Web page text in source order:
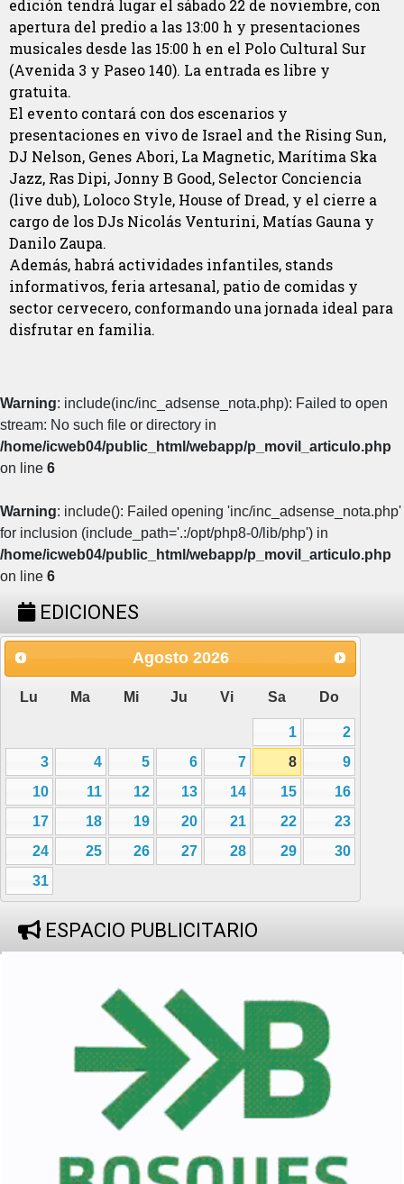
edición tendrá lugar el sábado 22 de noviembre, con
apertura del predio a las 13:00 h y presentaciones
musicales desde las 15:00 h en el Polo Cultural Sur
(Avenida 3 y Paseo 140). La entrada es libre y
gratuita.
El evento contará con dos escenarios y
presentaciones en vivo de Israel and the Rising Sun,
DJ Nelson, Genes Abori, La Magnetic, Marítima Ska
Jazz, Ras Dipi, Jonny B Good, Selector Conciencia
(live dub), Loloco Style, House of Dread, y el cierre a
cargo de los DJs Nicolás Venturini, Matías Gauna y
Danilo Zaupa.
Además, habrá actividades infantiles, stands
informativos, feria artesanal, patio de comidas y
sector cervecero, conformando una jornada ideal para
disfrutar en familia.
Warning: include(inc/inc_adsense_nota.php): Failed to open
stream: No such file or directory in
/home/icweb04/public_html/webapp/p_movil_articulo.php
on line 6
Warning: include(): Failed opening 'inc/inc_adsense_nota.php'
for inclusion (include_path='.:/opt/php8-0/lib/php') in
/home/icweb04/public_html/webapp/p_movil_articulo.php
on line 6
EDICIONES
Agosto 2026
Lu Ma Mi Ju Vi Sa Do
1
2
3
4 5 6 7 8
9
10
11 12 13 14 15
16
17
18 19 20 21 22
23
24
25 26 27 28 29
30
31
ESPACIO PUBLICITARIO